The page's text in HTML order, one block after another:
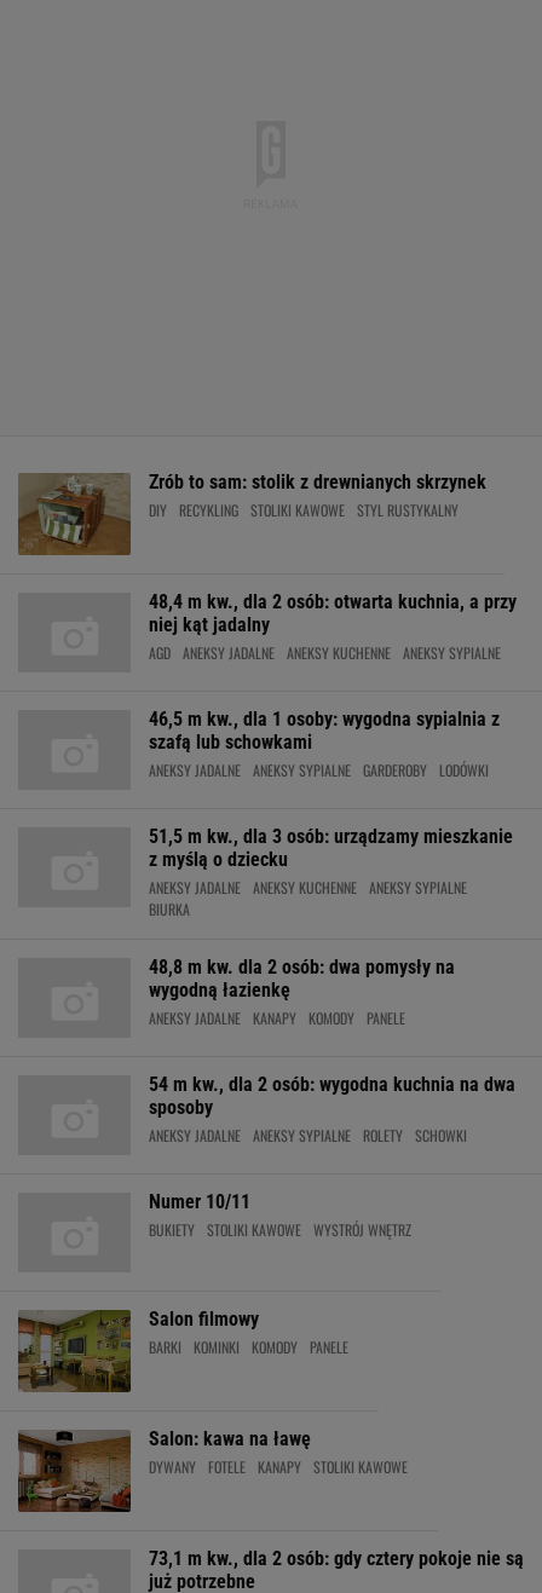
Zrób to sam: stolik z drewnianych skrzynek
DIY RECYKLING STOLIKI KAWOWE STYL RUSTYKALNY
48,4 m kw., dla 2 osób: otwarta kuchnia, a przy
niej kąt jadalny
AGD ANEKSY JADALNE ANEKSY KUCHENNE ANEKSY SYPIALNE
46,5 m kw., dla 1 osoby: wygodna sypialnia z
szafą lub schowkami
ANEKSY JADALNE ANEKSY SYPIALNE GARDEROBY LODÓWKI
51,5 m kw., dla 3 osób: urządzamy mieszkanie
z myślą o dziecku
ANEKSY JADALNE ANEKSY KUCHENNE ANEKSY SYPIALNE
BIURKA
48,8 m kw. dla 2 osób: dwa pomysły na
wygodną łazienkę
ANEKSY JADALNE KANAPY KOMODY PANELE
54 m kw., dla 2 osób: wygodna kuchnia na dwa
sposoby
ANEKSY JADALNE ANEKSY SYPIALNE ROLETY SCHOWKI
Numer 10/11
BUKIETY STOLIKI KAWOWE WYSTRÓJ WNĘTRZ
Salon filmowy
BARKI KOMINKI KOMODY PANELE
Salon: kawa na ławę
DYWANY FOTELE KANAPY STOLIKI KAWOWE
73,1 m kw., dla 2 osób: gdy cztery pokoje nie są
już potrzebne